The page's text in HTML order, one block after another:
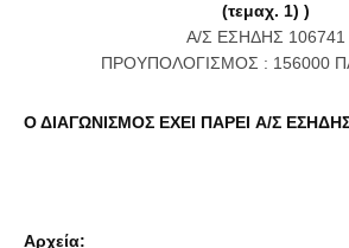
(τεμαχ. 1) )
Α/Σ ΕΣΗΔΗΣ 106741
ΠΡΟΥΠΟΛΟΓΙΣΜΟΣ : 156000
Ο ΔΙΑΓΩΝΙΣΜΟΣ ΕΧΕΙ ΠΑΡΕΙ Α/Σ
Αρχεία: